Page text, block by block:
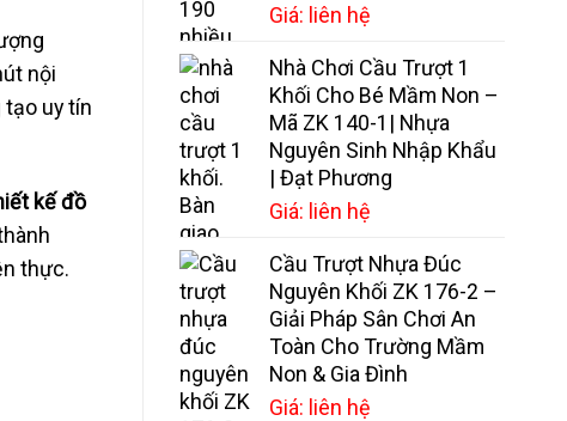
nội
uy tín
kế đồ
thực.
Giá: liên hệ
Nhà Chơi Cầu Trượt 1
Khối Cho Bé Mầm Non –
Mã ZK 140-1| Nhựa
Nguyên Sinh Nhập Khẩu
| Đạt Phương
Giá: liên hệ
Cầu Trượt Nhựa Đúc
Nguyên Khối ZK 176-2 –
Giải Pháp Sân Chơi An
Toàn Cho Trường Mầm
Non & Gia Đình
Giá: liên hệ